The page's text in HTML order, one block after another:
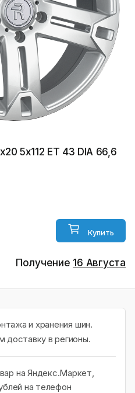
5x112 ET 43 DIA 66,6
Купить
Получение 16 Августа
и хранения шин.
доставку в регионы.
на Яндекс.Маркет,
на телефон